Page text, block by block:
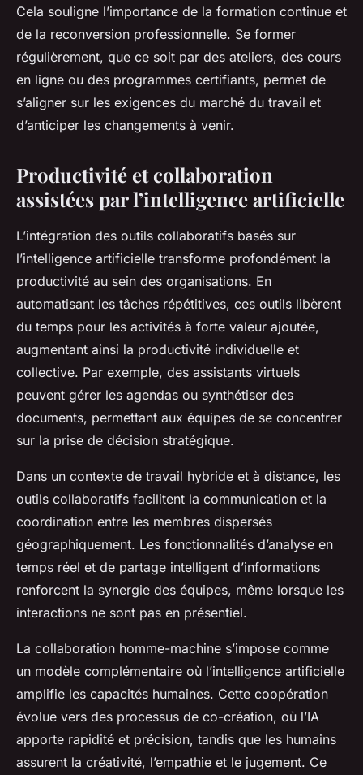
Cela souligne l’importance de la formation continue et
de la reconversion professionnelle. Se former
régulièrement, que ce soit par des ateliers, des cours
en ligne ou des programmes certifiants, permet de
s’aligner sur les exigences du marché du travail et
d’anticiper les changements à venir.
Productivité et collaboration
assistées par l’intelligence artificielle
L’intégration des outils collaboratifs basés sur
l’intelligence artificielle transforme profondément la
productivité au sein des organisations. En
automatisant les tâches répétitives, ces outils libèrent
du temps pour les activités à forte valeur ajoutée,
augmentant ainsi la productivité individuelle et
collective. Par exemple, des assistants virtuels
peuvent gérer les agendas ou synthétiser des
documents, permettant aux équipes de se concentrer
sur la prise de décision stratégique.
Dans un contexte de travail hybride et à distance, les
outils collaboratifs facilitent la communication et la
coordination entre les membres dispersés
géographiquement. Les fonctionnalités d’analyse en
temps réel et de partage intelligent d’informations
renforcent la synergie des équipes, même lorsque les
interactions ne sont pas en présentiel.
La collaboration homme-machine s’impose comme
un modèle complémentaire où l’intelligence artificielle
amplifie les capacités humaines. Cette coopération
évolue vers des processus de co-création, où l’IA
apporte rapidité et précision, tandis que les humains
assurent la créativité, l’empathie et le jugement. Ce